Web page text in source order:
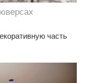
часть